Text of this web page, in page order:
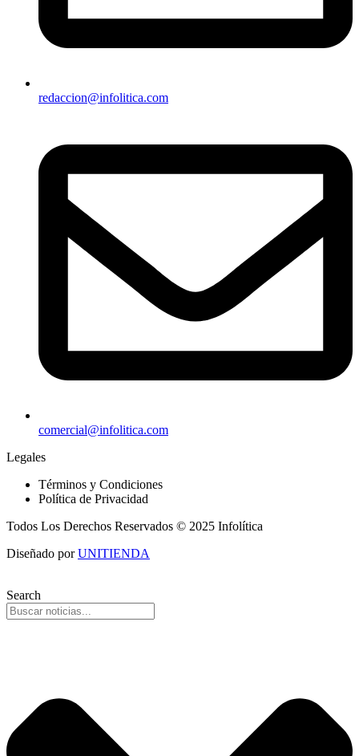
redaccion@infolitica.com
comercial@infolitica.com
Legales
Términos y Condiciones
Política de Privacidad
Todos Los Derechos Reservados © 2025 Infolítica
Diseñado porUNITIENDA
Search